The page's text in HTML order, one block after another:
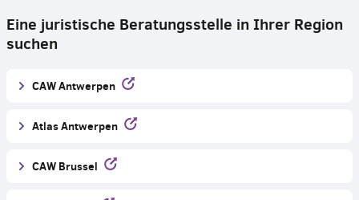
Eine juristische Beratungsstelle in Ihrer Region
suchen
CAW Antwerpen
Atlas Antwerpen
CAW Brussel